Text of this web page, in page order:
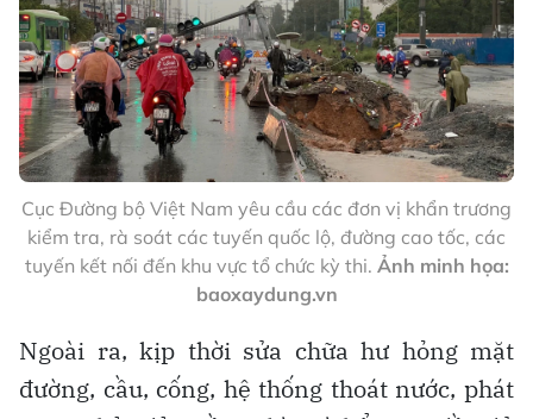
Cục Đường bộ Việt Nam yêu cầu các đơn vị khẩn trương
kiểm tra, rà soát các tuyến quốc lộ, đường cao tốc, các
tuyến kết nối đến khu vực tổ chức kỳ thi. Ảnh minh họa:
baoxaydung.vn
Ngoài ra, kịp thời sửa chữa hư hỏng mặt
đường, cầu, cống, hệ thống thoát nước, phát